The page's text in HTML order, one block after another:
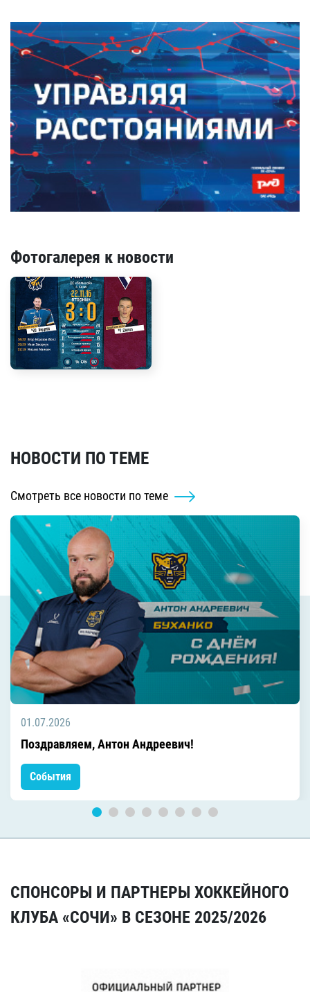
Фотогалерея к новости
НОВОСТИ ПО ТЕМЕ
Смотреть все новости по теме
01.07.2026
Поздравляем, Антон Андреевич!
События
СПОНСОРЫ И ПАРТНЕРЫ ХОККЕЙНОГО
КЛУБА «СОЧИ» В СЕЗОНЕ 2025/2026